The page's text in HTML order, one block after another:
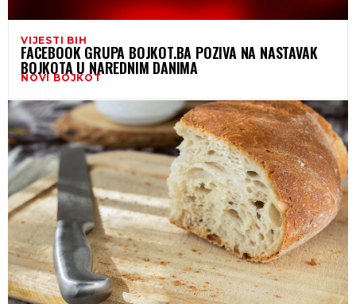
VIJESTI BIH
FACEBOOK GRUPA BOJKOT.BA POZIVA NA NASTAVAK
BOJKOTA U NAREDNIM DANIMA
NOVI BOJKOT